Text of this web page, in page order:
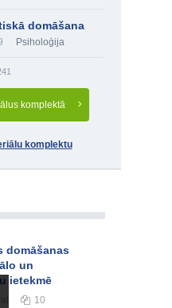
domāšana
Psiholoģija
komplektā
komplektu
domāšanas
un
ietekmē
10